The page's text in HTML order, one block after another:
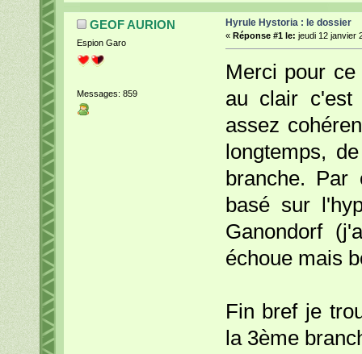
GEOF AURION
Espion Garo
Messages: 859
Hyrule Hystoria : le dossier
« Réponse #1 le: jeudi 12 janvier
Merci pour
au clair c'est
assez
longtemps,
branche.
basé sur
Ganondorf
échoue mais
Fin bref je
la 3ème